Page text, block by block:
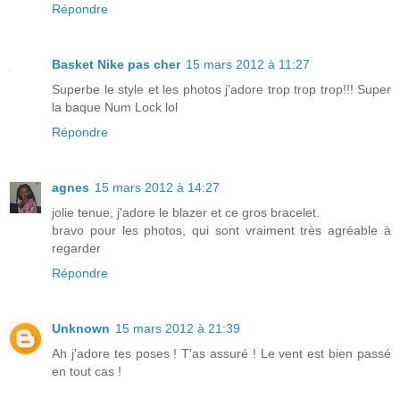
Répondre
Basket Nike pas cher 15 mars 2012 à 11:27
Superbe le style et les photos j'adore trop trop trop!!! Super
la baque Num Lock lol
Répondre
agnes 15 mars 2012 à 14:27
jolie tenue, j'adore le blazer et ce gros bracelet.
bravo pour les photos, qui sont vraiment très agréable à
regarder
Répondre
Unknown 15 mars 2012 à 21:39
Ah j'adore tes poses ! T'as assuré ! Le vent est bien passé
en tout cas !